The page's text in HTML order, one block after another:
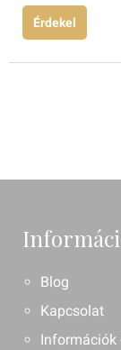
Érdekel
Blog
Kapcsolat
Információk